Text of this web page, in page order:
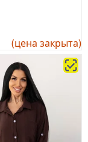
(цена закрыта)